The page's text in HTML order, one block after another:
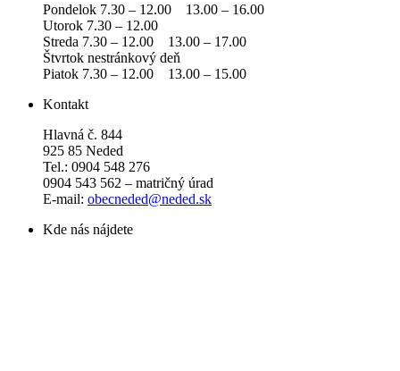
Pondelok 7.30 – 12.00 13.00 – 16.00
Utorok 7.30 – 12.00
Streda 7.30 – 12.00 13.00 – 17.00
Štvrtok nestránkový deň
Piatok 7.30 – 12.00 13.00 – 15.00
Kontakt
Hlavná č. 844
925 85 Neded
Tel.: 0904 548 276
0904 543 562 – matričný úrad
E-mail: obecneded@neded.sk
Kde nás nájdete